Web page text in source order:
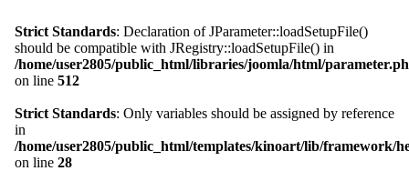
Strict Standards: Declaration of JParameter::loadSetupFile()
should be compatible with JRegistry::loadSetupFile() in
/home/user2805/public_html/libraries/joomla/html/
on line 512
Strict Standards: Only variables should be assigned by reference
in
/home/user2805/public_html/templates/kinoart/lib/framework/
on line 28